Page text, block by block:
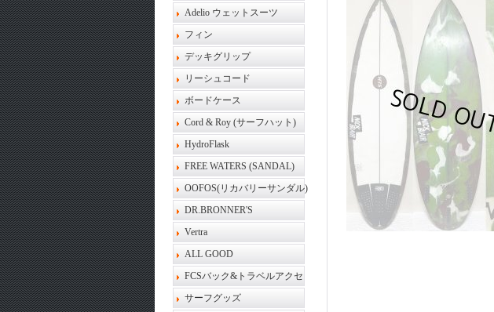
Adelio ウェットスーツ
フィン
デッキグリップ
リーシュコード
ボードケース
Cord & Roy (サーフハット)
HydroFlask
FREE WATERS (SANDAL)
OOFOS(リカバリーサンダル)
DR.BRONNER'S
Vertra
ALL GOOD
FCSバック&トラベルアクセ
サーフグッズ